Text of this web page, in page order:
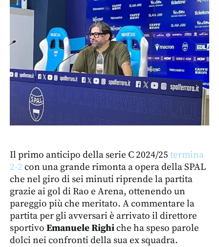
Il primo anticipo della serie C 2024/25 termina
2-2 con una grande rimonta a opera della SPAL
che nel giro di sei minuti riprende la partita
grazie ai gol di Rao e Arena, ottenendo un
pareggio più che meritato. A commentare la
partita per gli avversari è arrivato il direttore
sportivo Emanuele Righiche ha speso parole
dolci nei confronti della sua ex squadra.